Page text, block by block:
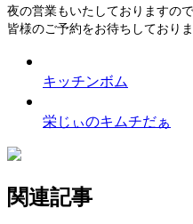
夜の営業もいたしておりますので
皆様のご予約をお待ちしておりま
キッチンボム
栄じぃのキムチだぁ
関連記事